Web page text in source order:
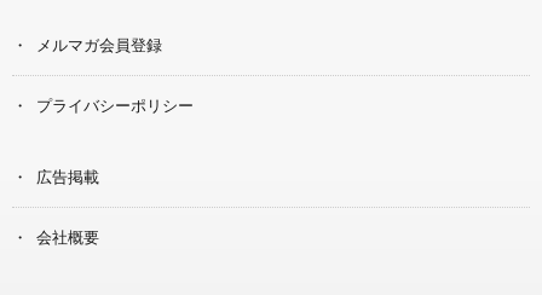
メルマガ会員登録
プライバシーポリシー
広告掲載
会社概要